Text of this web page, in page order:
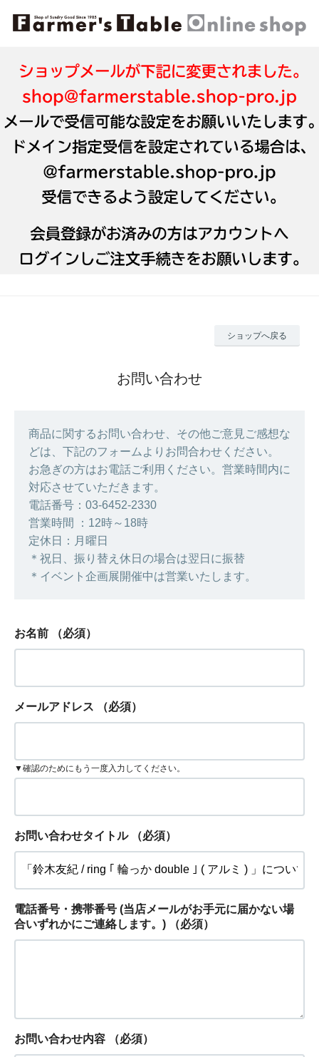
ショップへ戻る
お問い合わせ
商品に関するお問い合わせ、その他ご意見ご感想な
どは、下記のフォームよりお問合わせください。
お急ぎの方はお電話ご利用ください。営業時間内に
対応させていただきます。
電話番号：03-6452-2330
営業時間 ：12時～18時
定休日：月曜日
＊祝日、振り替え休日の場合は翌日に振替
＊イベント企画展開催中は営業いたします。
お名前 （必須）
メールアドレス （必須）
▼確認のためにもう一度入力してください。
お問い合わせタイトル （必須）
電話番号・携帯番号 (当店メールがお手元に届かない場
合いずれかにご連絡します。)
（必須）
お問い合わせ内容 （必須）